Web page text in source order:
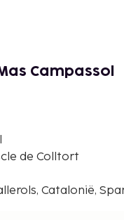
Miquel Blay -
de Disseny
- 18,3 km
- 20,3 km
Zona Volcanica de
grootste
Campassol
de Colltort
Catalonië,